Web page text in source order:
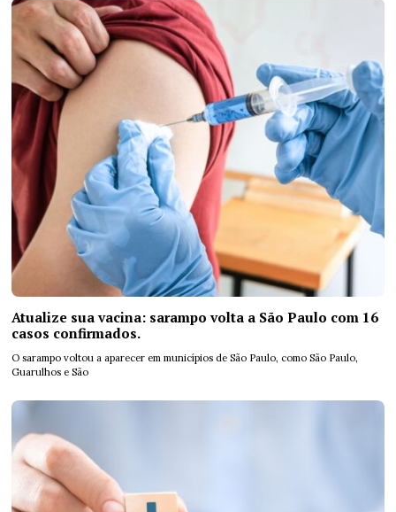
Atualize sua vacina: sarampo volta a São Paulo com 16
casos confirmados.
O sarampo voltou a aparecer em municípios de São Paulo, como São Paulo,
Guarulhos e São